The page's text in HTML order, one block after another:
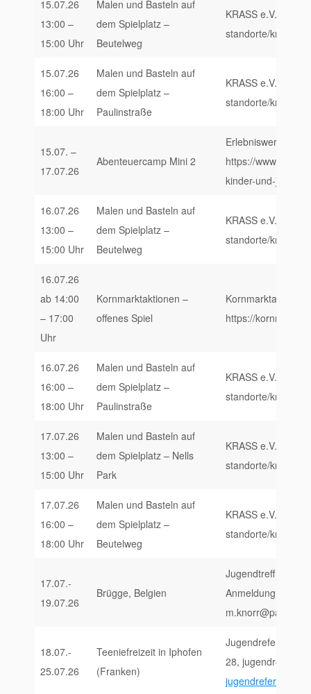
15.07.26
13:00 –
15:00 Uhr
Malen und Basteln auf
dem Spielplatz –
Beutelweg
KRASS e.V.,
standorte/krass-
15.07.26
16:00 –
18:00 Uhr
Malen und Basteln auf
dem Spielplatz –
Paulinstraße
KRASS e.V.,
standorte/krass-
15.07. –
17.07.26
Abenteuercamp Mini 2
Erlebniswerkstatt
https://
kinder-und-
16.07.26
13:00 –
15:00 Uhr
Malen und Basteln auf
dem Spielplatz –
Beutelweg
KRASS e.V.,
standorte/krass-
16.07.26
ab 14:00
– 17:00
Uhr
Kornmarktaktionen –
offenes Spiel
https://
16.07.26
16:00 –
18:00 Uhr
Malen und Basteln auf
dem Spielplatz –
Paulinstraße
KRASS e.V.,
standorte/krass-
17.07.26
13:00 –
15:00 Uhr
Malen und Basteln auf
dem Spielplatz – Nells
Park
KRASS e.V.,
standorte/krass-
17.07.26
16:00 –
18:00 Uhr
Malen und Basteln auf
dem Spielplatz –
Beutelweg
KRASS e.V.,
standorte/krass-
17.07.-
19.07.26
Brügge, Belgien
Jugendtreff X-
Anmeldung unter:
18.07.-
25.07.26
Teeniefreizeit in Iphofen
(Franken)
Jugendreferates
28,
jugendreferat.d